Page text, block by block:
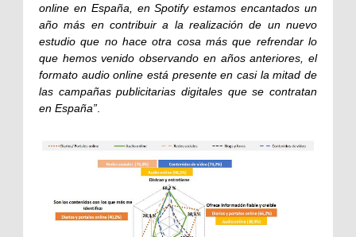
online en España, en Spotify estamos encantados un
año más en contribuir a la realización de un nuevo
estudio que no hace otra cosa más que refrendar lo
que hemos venido observando en años anteriores, el
formato audio online está presente en casi la mitad de
las campañas publicitarias digitales que se contratan
en España”.